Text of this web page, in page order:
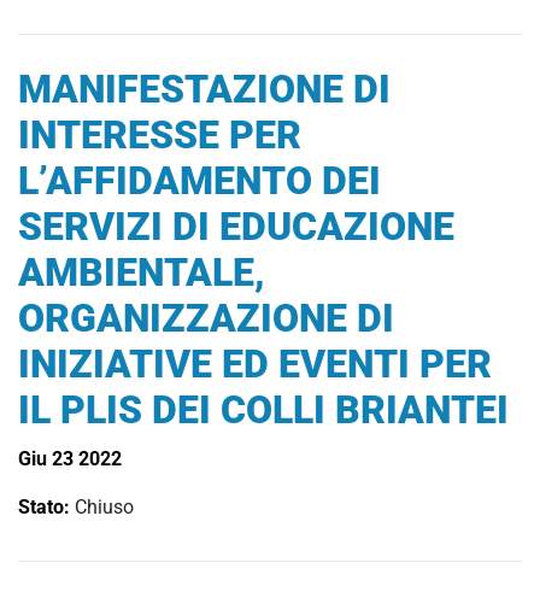
MANIFESTAZIONE DI
INTERESSE PER
L’AFFIDAMENTO DEI
SERVIZI DI EDUCAZIONE
AMBIENTALE,
ORGANIZZAZIONE DI
INIZIATIVE ED EVENTI PER
IL PLIS DEI COLLI BRIANTEI
Giu 23 2022
Stato: Chiuso